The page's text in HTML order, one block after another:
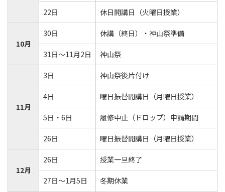
22日 休日開講日（火曜日授業）
10月
30日 休講（終日）・神山祭準備
31日～11月2日 神山祭
11月
3日 神山祭後片付け
4日 曜日振替開講日（月曜日授業）
5日・6日 履修中止（ドロップ）申請期間
26日 曜日振替開講日（月曜日授業）
12月
26日 授業一旦終了
27日～1月5日 冬期休業